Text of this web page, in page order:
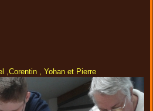
,Corentin , Yohan et Pierre